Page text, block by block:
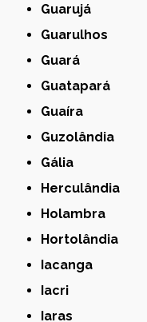
Guarujá
Guarulhos
Guará
Guatapará
Guaíra
Guzolândia
Gália
Herculândia
Holambra
Hortolândia
Iacanga
Iacri
Iaras